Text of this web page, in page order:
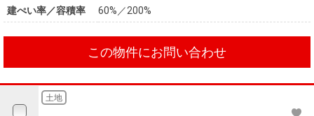
建ぺい率／容積率 60%／200%
この物件にお問い合わせ
土地